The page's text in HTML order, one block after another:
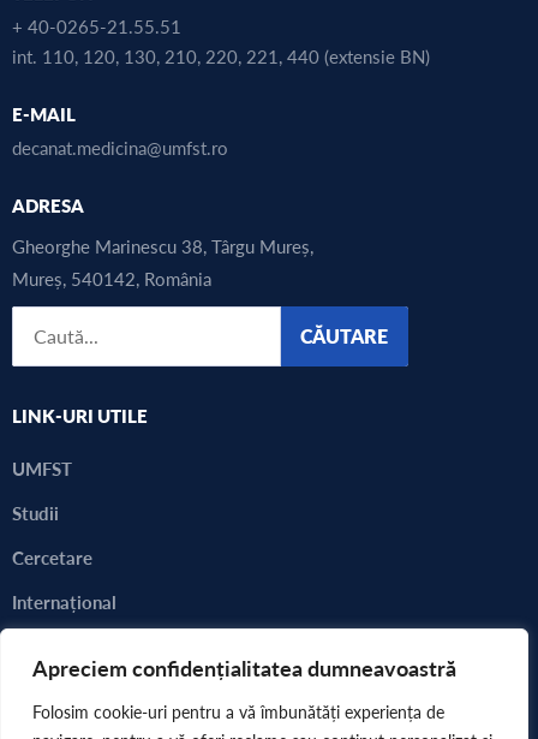
Apreciem confidențialitatea dumneavoastră
Folosim cookie-uri pentru a vă îmbunătăți experiența de
+ 40-0265-21.55.51
int. 110, 120, 130, 210, 220, 221, 440 (extensie BN)
E-MAIL
decanat.medicina@umfst.ro
ADRESA
Gheorghe Marinescu 38, Târgu Mureș,
Mureș, 540142, România
CĂUTARE
LINK-URI UTILE
UMFST
Studii
Cercetare
Internațional